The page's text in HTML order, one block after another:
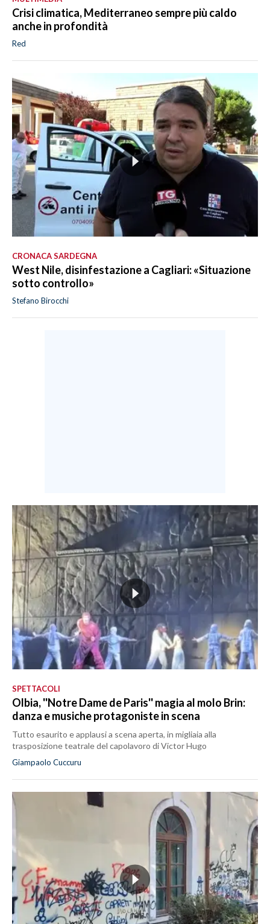
Crisi climatica, Mediterraneo sempre più caldo
anche in profondità
Red
CRONACA SARDEGNA
West Nile, disinfestazione a Cagliari: «Situazione
sotto controllo»
Stefano Birocchi
SPETTACOLI
Olbia, ''Notre Dame de Paris'' magia al molo Brin:
danza e musiche protagoniste in scena
Tutto esaurito e applausi a scena aperta, in migliaia alla
trasposizione teatrale del capolavoro di Victor Hugo
Giampaolo Cuccuru